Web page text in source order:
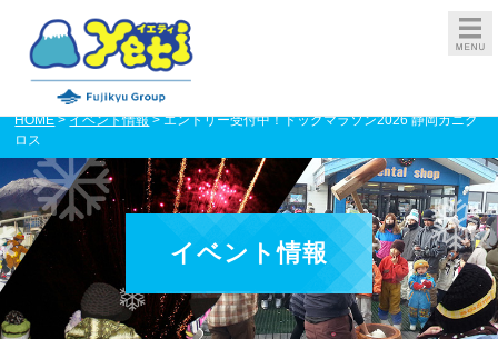
HOME>イベント情報> エントリー受付中！ドッグマラソン2026 静岡カニク
ロス
イベント情報